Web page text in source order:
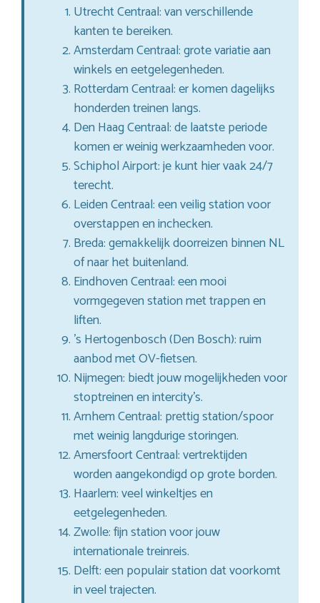
Utrecht Centraal: van verschillende
kanten te bereiken.
Amsterdam Centraal: grote variatie aan
winkels en eetgelegenheden.
Rotterdam Centraal: er komen dagelijks
honderden treinen langs.
Den Haag Centraal: de laatste periode
komen er weinig werkzaamheden voor.
Schiphol Airport: je kunt hier vaak 24/7
terecht.
Leiden Centraal: een veilig station voor
overstappen en inchecken.
Breda: gemakkelijk doorreizen binnen NL
of naar het buitenland.
Eindhoven Centraal: een mooi
vormgegeven station met trappen en
liften.
’s Hertogenbosch (Den Bosch): ruim
aanbod met OV-fietsen.
Nijmegen: biedt jouw mogelijkheden voor
stoptreinen en intercity’s.
Arnhem Centraal: prettig station/spoor
met weinig langdurige storingen.
Amersfoort Centraal: vertrektijden
worden aangekondigd op grote borden.
Haarlem: veel winkeltjes en
eetgelegenheden.
Zwolle: fijn station voor jouw
internationale treinreis.
Delft: een populair station dat voorkomt
in veel trajecten.